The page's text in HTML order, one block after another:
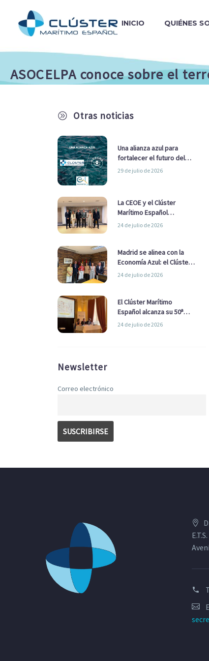
INICIO QUIÉNES
ASOCELPA conoce sobre el
A Otras noticias
Una alianza azul para
fortalecer el futuro del
sector marítimo
29 de julio de 2026
La CEOE y el Clúster
Marítimo Español
refuerzan su alianza para
24 de julio de 2026
Madrid se alinea con la
Economía Azul: el Clúster
Marítimo Español y la Real
Ayuntamiento
24 de julio de 2026
El Clúster Marítimo
Español alcanza su 50ª
Asamblea reafirmando su
24 de julio de 2026
Newsletter
Correo electrónico